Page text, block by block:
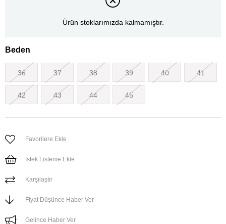
Ürün stoklarımızda kalmamıştır.
Beden
36 37 38 39 40 41
42 43 44 45
Favorilere Ekle
İstek Listeme Ekle
Karşılaştır
Fiyat Düşünce Haber Ver
Gelince Haber Ver